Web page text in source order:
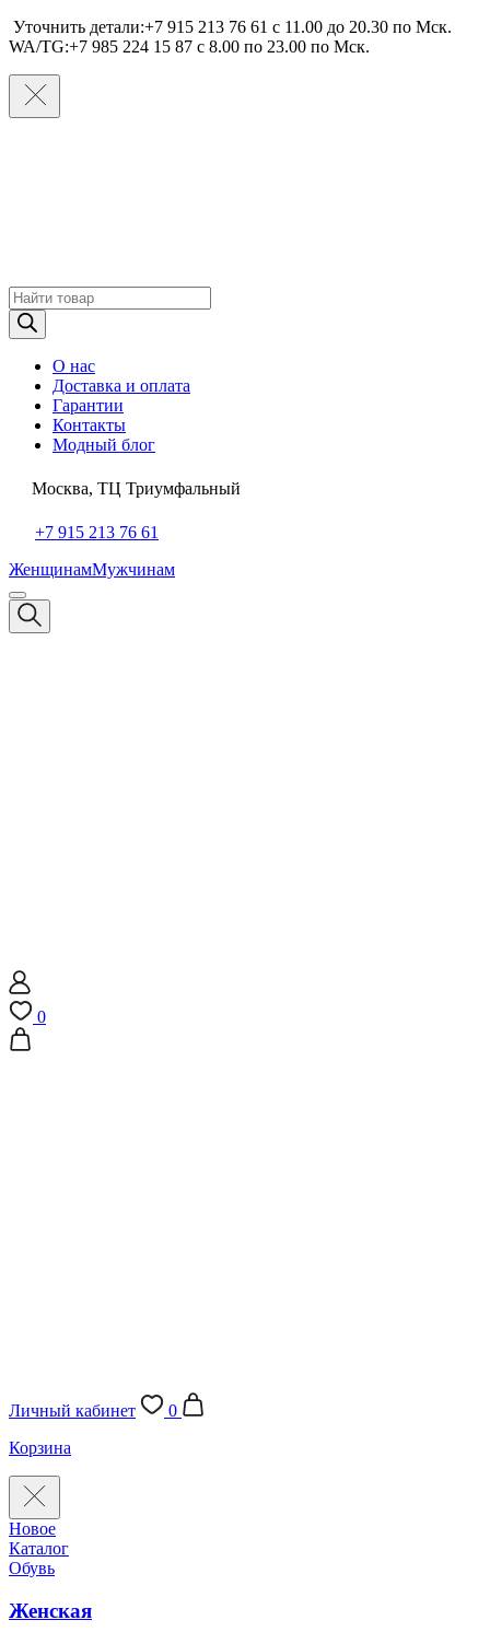
Уточнить детали:+7 915 213 76 61 c 11.00 до 20.30 по Мcк.
WA/TG:+7 985 224 15 87 c 8.00 по 23.00 по Мcк.
Поиск
товаров
О нас
Доставка и оплата
Гарантии
Контакты
Модный блог
Москва, ТЦ Триумфальный
+7 915 213 76 61
ЖенщинамМужчинам
0
Личный кабинет
0
Корзина
Новое
Каталог
Обувь
Женская